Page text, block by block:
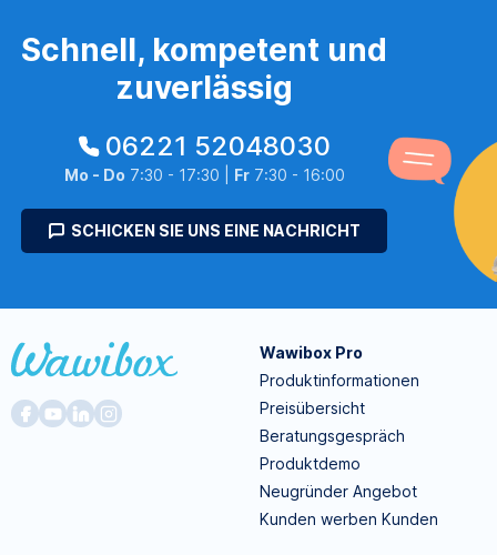
Schnell, kompetent und
zuverlässig
06221 52048030
Mo - Do 7:30 - 17:30 | Fr7:30 - 16:00
SCHICKEN SIE UNS EINE NACHRICHT
Wawibox Pro
Produktinformationen
Preisübersicht
Beratungsgespräch
Produktdemo
Neugründer Angebot
Kunden werben Kunden